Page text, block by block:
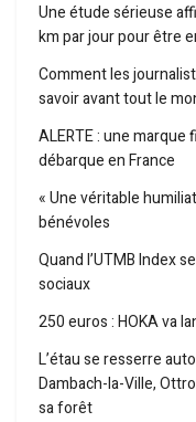
Une étude sérieuse
km par jour pour être
Comment les
savoir avant tout le
ALERTE : une
débarque en France
« Une véritable
bénévoles
Quand l’UTMB Index
sociaux
250 euros : HOKA va
L’étau se resserre
Dambach-la-Ville,
sa forêt